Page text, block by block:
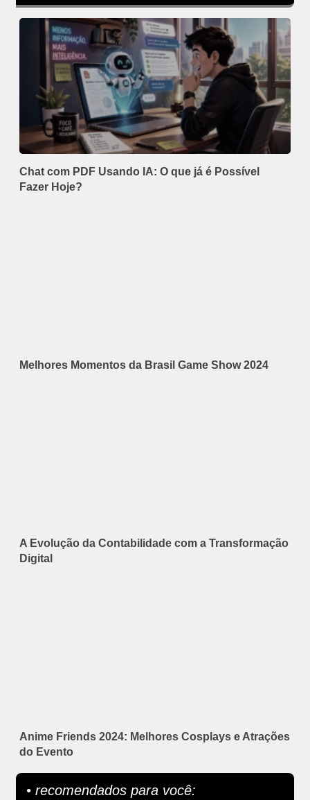
Chat com PDF Usando IA: O que já é Possível
Fazer Hoje?
Melhores Momentos da Brasil Game Show 2024
A Evolução da Contabilidade com a Transformação
Digital
Anime Friends 2024: Melhores Cosplays e Atrações
do Evento
• recomendados para você: